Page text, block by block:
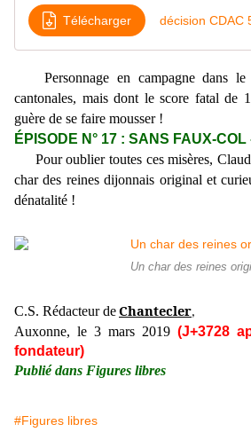
Télécharger décision CDAC
Personnage en campagne dans
cantonales, mais dont le score fatal de
guère de se faire mousser !
ÉPISODE N° 17 : SANS FAUX-
Pour oublier toutes ces misères,
char des reines dijonnais original et
dénatalité !
Un char des reines
C.S. Rédacteur deChantecler,
Auxonne, le 3 mars 2019 (J+3728
fondateur)
Publié dans Figures libres
#Figures libres